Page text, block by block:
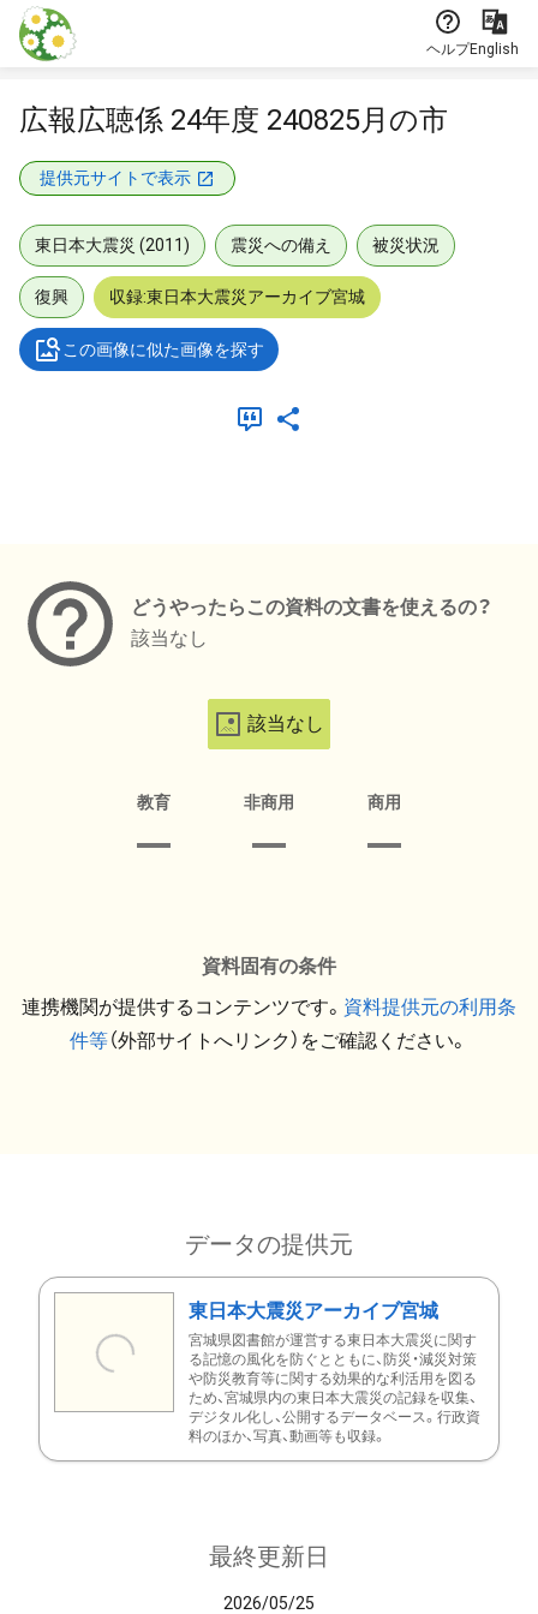
本文に飛ぶ
ヘルプEnglish
広報広聴係 24年度 240825月の市
提供元サイトで表示
東日本大震災 (2011) 震災への備え 被災状況
復興 収録:東日本大震災アーカイブ宮城
この画像に似た画像を探す
どうやったらこの資料の文書を使えるの？
該当なし
該当なし
教育 非商用 商用
資料固有の条件
連携機関が提供するコンテンツです。 資料提供元の利用条
件等（外部サイトへリンク）をご確認ください。
データの提供元
東日本大震災アーカイブ宮城
宮城県図書館が運営する東日本大震災に関す
る記憶の風化を防ぐとともに、防災・減災対策
や防災教育等に関する効果的な利活用を図る
ため、宮城県内の東日本大震災の記録を収集、
デジタル化し、公開するデータベース。行政資
料のほか、写真、動画等も収録。
最終更新日
2026/05/25